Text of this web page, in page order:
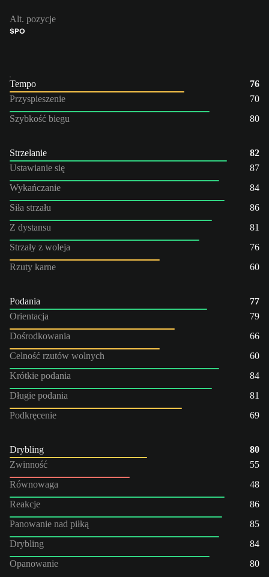
Alt. pozycje
ŚPO
Tempo
76
Przyspieszenie
70
Szybkość biegu
80
Strzelanie
82
Ustawianie się
87
Wykańczanie
84
Siła strzału
86
Z dystansu
81
Strzały z woleja
76
Rzuty karne
60
Podania
77
Orientacja
79
Dośrodkowania
66
Celność rzutów wolnych
60
Krótkie podania
84
Długie podania
81
Podkręcenie
69
Drybling
80
Zwinność
55
Równowaga
48
Reakcje
86
Panowanie nad piłką
85
Drybling
84
Opanowanie
80